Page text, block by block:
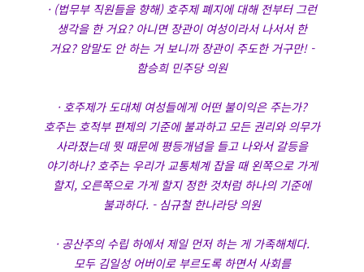
· (법무부 직원들을 향해) 호주제 폐지에 대해 전부터 그런
생각을 한 거요? 아니면 장관이 여성이라서 나서서 한
거요? 암말도 안 하는 거 보니까 장관이 주도한 거구만! -
함승희 민주당 의원
· 호주제가 도대체 여성들에게 어떤 불이익은 주는가?
호주는 호적부 편제의 기준에 불과하고 모든 권리와 의무가
사라졌는데 뭣 때문에 평등개념을 들고 나와서 갈등을
야기하나? 호주는 우리가 교통체계 잡을 때 왼쪽으로 가게
할지, 오른쪽으로 가게 할지 정한 것처럼 하나의 기준에
불과하다. - 심규철 한나라당 의원
· 공산주의 수립 하에서 제일 먼저 하는 게 가족해체다.
모두 김일성 어버이로 부르도록 하면서 사회를